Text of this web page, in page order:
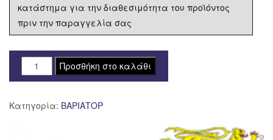
κατάστημα για την διαθεσιμότητα του προϊόντος
πριν την παραγγελία σας
MAL-
5118058
MALOSSI
Προσθήκη στο καλάθι
Κατηγορία: ΒΑΡΙΑΤΟΡ